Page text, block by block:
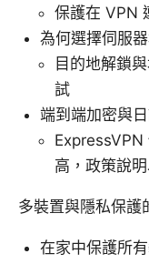
保護在 VPN
為何選擇伺服
目的地解鎖
試
端到端加密與
高，政策說
多裝置與隱私保護
在家中保護所